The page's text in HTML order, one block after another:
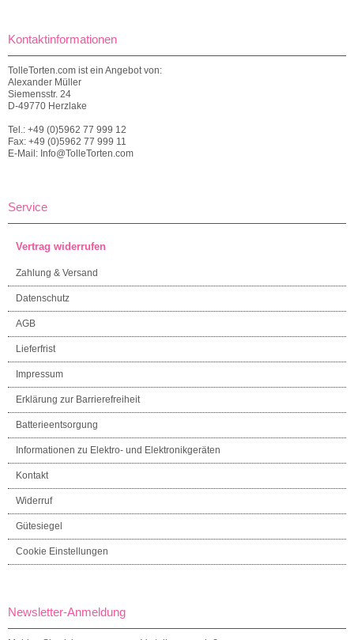
Kontaktinformationen
TolleTorten.com ist ein Angebot von:
Alexander Müller
Siemensstr. 24
D-49770 Herzlake
Tel.: +49 (0)5962 77 999 12
Fax: +49 (0)5962 77 999 11
E-Mail: Info@TolleTorten.com
Service
Vertrag widerrufen
Zahlung & Versand
Datenschutz
AGB
Lieferfrist
Impressum
Erklärung zur Barrierefreiheit
Batterieentsorgung
Informationen zu Elektro- und Elektronikgeräten
Kontakt
Widerruf
Gütesiegel
Cookie Einstellungen
Newsletter-Anmeldung